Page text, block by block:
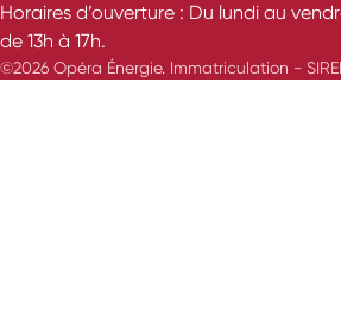
Horaires d’ouverture : Du lundi au
de 13h à 17h.
©2026 Opéra Énergie. Immatriculation -